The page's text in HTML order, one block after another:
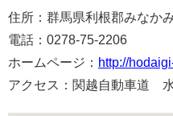
住所：群馬県利根郡みなか
電話：0278-75-2206
ホームページ： http://
アクセス：関越自動車道